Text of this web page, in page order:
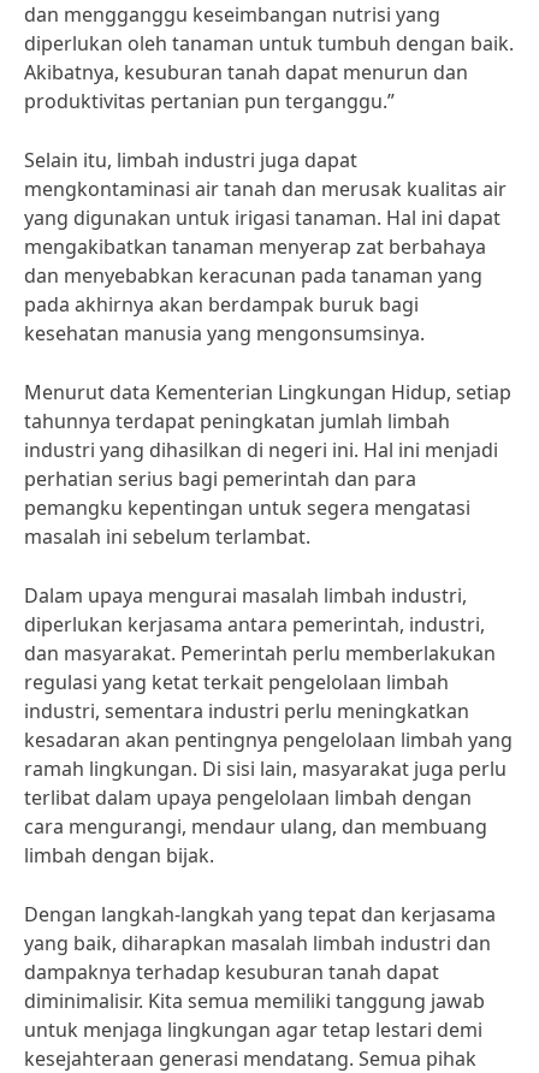
dan mengganggu keseimbangan nutrisi yang
diperlukan oleh tanaman untuk tumbuh dengan baik.
Akibatnya, kesuburan tanah dapat menurun dan
produktivitas pertanian pun terganggu.”
Selain itu, limbah industri juga dapat
mengkontaminasi air tanah dan merusak kualitas air
yang digunakan untuk irigasi tanaman. Hal ini dapat
mengakibatkan tanaman menyerap zat berbahaya
dan menyebabkan keracunan pada tanaman yang
pada akhirnya akan berdampak buruk bagi
kesehatan manusia yang mengonsumsinya.
Menurut data Kementerian Lingkungan Hidup, setiap
tahunnya terdapat peningkatan jumlah limbah
industri yang dihasilkan di negeri ini. Hal ini menjadi
perhatian serius bagi pemerintah dan para
pemangku kepentingan untuk segera mengatasi
masalah ini sebelum terlambat.
Dalam upaya mengurai masalah limbah industri,
diperlukan kerjasama antara pemerintah, industri,
dan masyarakat. Pemerintah perlu memberlakukan
regulasi yang ketat terkait pengelolaan limbah
industri, sementara industri perlu meningkatkan
kesadaran akan pentingnya pengelolaan limbah yang
ramah lingkungan. Di sisi lain, masyarakat juga perlu
terlibat dalam upaya pengelolaan limbah dengan
cara mengurangi, mendaur ulang, dan membuang
limbah dengan bijak.
Dengan langkah-langkah yang tepat dan kerjasama
yang baik, diharapkan masalah limbah industri dan
dampaknya terhadap kesuburan tanah dapat
diminimalisir. Kita semua memiliki tanggung jawab
untuk menjaga lingkungan agar tetap lestari demi
kesejahteraan generasi mendatang. Semua pihak